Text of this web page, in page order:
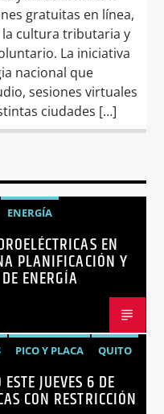
gratuitas en línea,
cultura tributaria y
La iniciativa
nacional que
sesiones virtuales
ciudades […]
ENERGÍA
EN
PLANIFICACIÓN Y
ENERGÍA
PICO Y PLACA QUITO
JUEVES 6 DE
CON RESTRICCIÓN